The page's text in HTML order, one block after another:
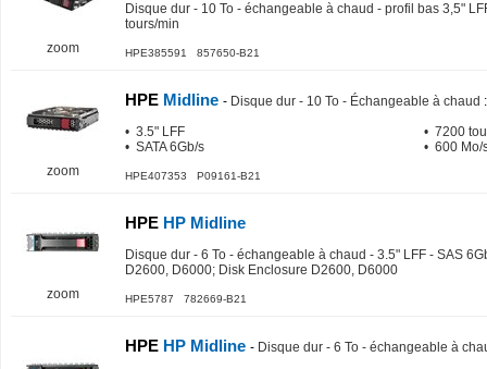
zoom
Disque dur - 10 To - échangeable à chaud - profil bas 3,5"
tours/min
HPE385591 857650-B21
zoom
HPE Midline - Disque dur - 10 To - Échangeable à chaud :
• 3.5" LFF
• SATA 6Gb/s
• 7200
• 600 Mo/
HPE407353 P09161-B21
zoom
HPE HP Midline
Disque dur - 6 To - échangeable à chaud - 3.5" LFF - SAS
D2600, D6000; Disk Enclosure D2600, D6000
HPE5787 782669-B21
HPE HP Midline - Disque dur - 6 To - échangeable à